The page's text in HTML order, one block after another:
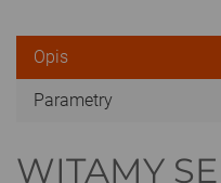
Opis
Parametry
WITAMY